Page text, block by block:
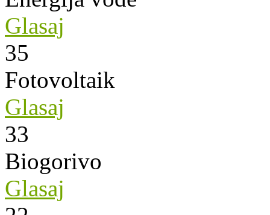
Glasaj
35
Fotovoltaik
Glasaj
33
Biogorivo
Glasaj